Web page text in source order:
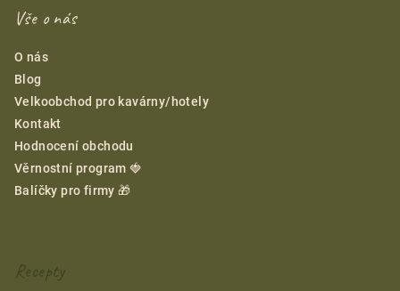
Vše o nás
O nás
Blog
Velkoobchod pro kavárny/hotely
Kontakt
Hodnocení obchodu
Věrnostní program 🍓
Balíčky pro firmy 🎁
Recepty